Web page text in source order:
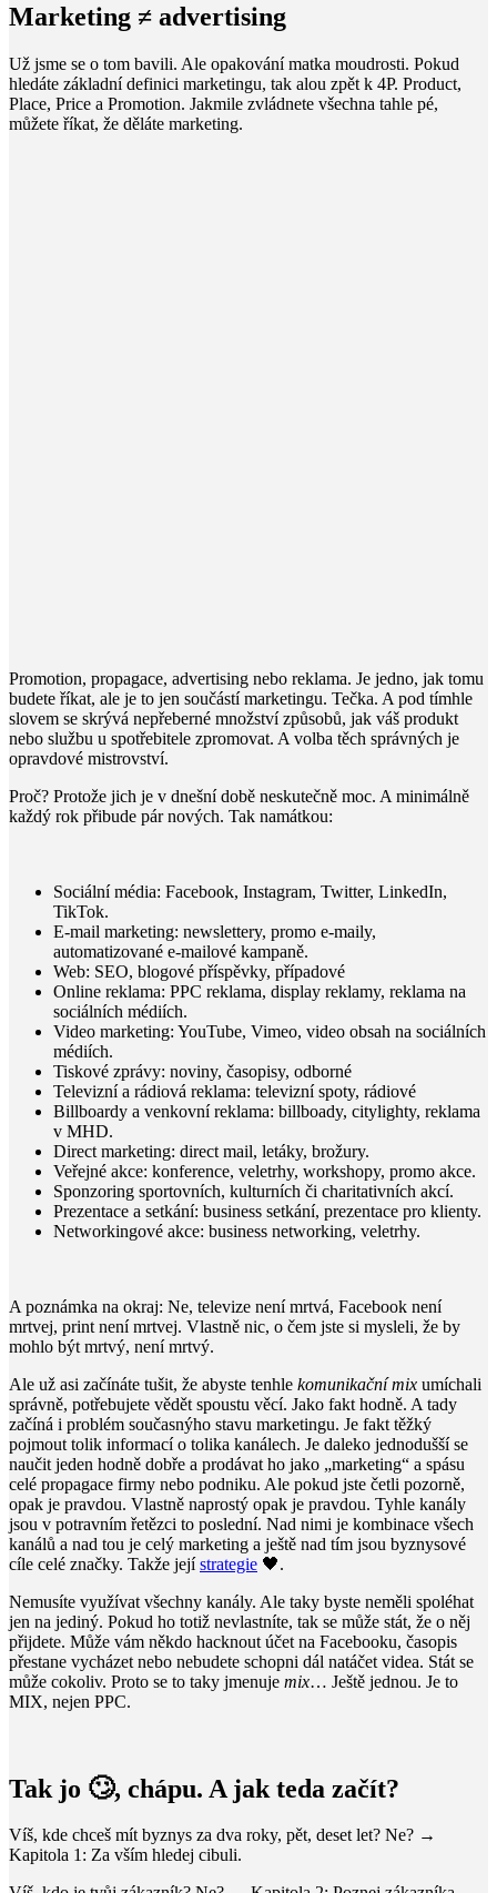
Marketing ≠ advertising
Už jsme se o tom bavili. Ale opakování matka moudrosti. Pokud
hledáte základní definici marketingu, tak alou zpět k 4P. Product,
Place, Price a Promotion. Jakmile zvládnete všechna tahle pé,
můžete říkat, že děláte marketing.
Promotion, propagace, advertising nebo reklama. Je jedno, jak tomu
budete říkat, ale je to jen součástí marketingu. Tečka. A pod tímhle
slovem se skrývá nepřeberné množství způsobů, jak váš produkt
nebo službu u spotřebitele zpromovat. A volba těch správných je
opravdové mistrovství.
Proč? Protože jich je v dnešní době neskutečně moc. A minimálně
každý rok přibude pár nových. Tak namátkou:
Sociální média: Facebook, Instagram, Twitter, LinkedIn,
TikTok.
E-mail marketing: newslettery, promo e-maily,
automatizované e-mailové kampaně.
Web: SEO, blogové příspěvky, případové
Online reklama: PPC reklama, display reklamy, reklama na
sociálních médiích.
Video marketing: YouTube, Vimeo, video obsah na sociálních
médiích.
Tiskové zprávy: noviny, časopisy, odborné
Televizní a rádiová reklama: televizní spoty, rádiové
Billboardy a venkovní reklama: billboady, citylighty, reklama
v MHD.
Direct marketing: direct mail, letáky, brožury.
Veřejné akce: konference, veletrhy, workshopy, promo akce.
Sponzoring sportovních, kulturních či charitativních akcí.
Prezentace a setkání: business setkání, prezentace pro klienty.
Networkingové akce: business networking, veletrhy.
A poznámka na okraj: Ne, televize není mrtvá, Facebook není
mrtvej, print není mrtvej. Vlastně nic, o čem jste si mysleli, že by
mohlo být mrtvý, není mrtvý.
Ale už asi začínáte tušit, že abyste tenhle komunikační mix umíchali
správně, potřebujete vědět spoustu věcí. Jako fakt hodně. A tady
začíná i problém současnýho stavu marketingu. Je fakt těžký
pojmout tolik informací o tolika kanálech. Je daleko jednodušší se
naučit jeden hodně dobře a prodávat ho jako „marketing“ a spásu
celé propagace firmy nebo podniku. Ale pokud jste četli pozorně,
opak je pravdou. Vlastně naprostý opak je pravdou. Tyhle kanály
jsou v potravním řetězci to poslední. Nad nimi je kombinace všech
kanálů a nad tou je celý marketing a ještě nad tím jsou byznysové
cíle celé značky. Takže jejístrategie 🖤.
Nemusíte využívat všechny kanály. Ale taky byste neměli spoléhat
jen na jediný. Pokud ho totiž nevlastníte, tak se může stát, že o něj
přijdete. Může vám někdo hacknout účet na Facebooku, časopis
přestane vycházet nebo nebudete schopni dál natáčet videa. Stát se
může cokoliv. Proto se to taky jmenuje mix… Ještě jednou. Je to
MIX, nejen PPC.
Tak jo 🙄, chápu. A jak teda začít?
Víš, kde chceš mít byznys za dva roky, pět, deset let? Ne? →
Kapitola 1: Za vším hledej cibuli.